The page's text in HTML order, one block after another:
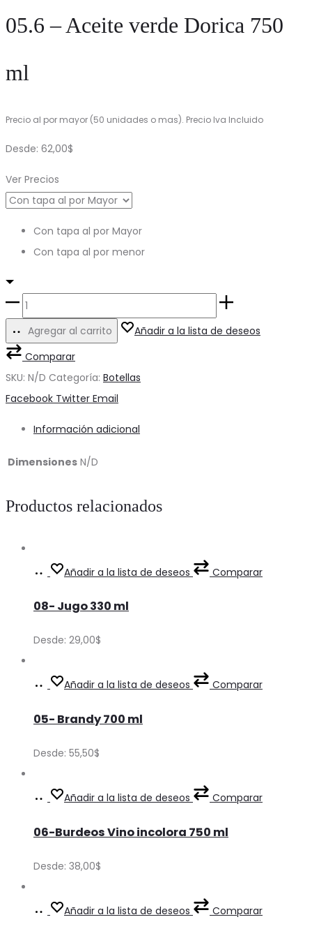
05.6 – Aceite verde Dorica 750
ml
Precio al por mayor (50 unidades o mas). Precio Iva Incluido
Desde: 62,00$
Ver Precios
Con tapa al por Mayor
Con tapa al por menor
05.6
-
Aceite
verde
Dorica
750
Agregar al carrito
Añadir a la lista de deseos
Comparar
SKU: N/D Categoría: Botellas
Share
Facebook Twitter Email
Información adicional
Dimensiones N/D
Productos relacionados
Ver
This
has
The
options
may
chosen
the
page
Añadir a la lista de deseos Comparar
08- Jugo 330 ml
Desde: 29,00$
Ver
This
has
The
options
may
chosen
the
Añadir a la lista de deseos Comparar
05- Brandy 700 ml
Desde: 55,50$
Ver
This
has
The
options
Añadir a la lista de deseos Comparar
06-Burdeos Vino incolora 750 ml
Desde: 38,00$
Ver
ThisAñadir a la lista de deseos Comparar